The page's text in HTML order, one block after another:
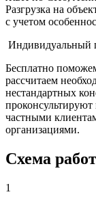
Разгрузка на
с учетом
Индивидуальный
Бесплатно
рассчитаем
нестандартных
частными
организациями.
Схема
1